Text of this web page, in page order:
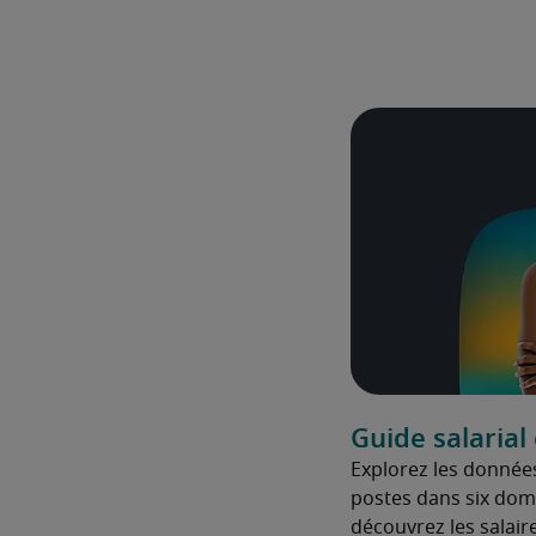
Guide salarial
Explorez les
postes dans six
découvrez les